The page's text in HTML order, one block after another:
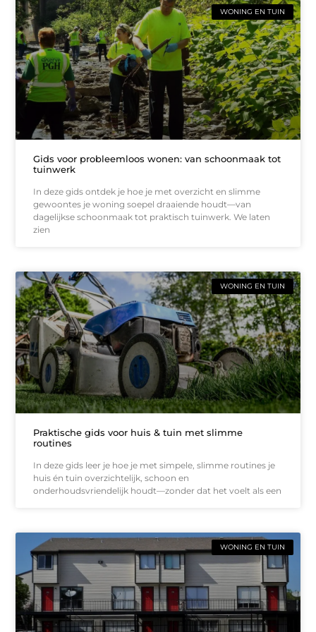
WONING EN TUIN
Gids voor probleemloos wonen: van schoonmaak tot
tuinwerk
In deze gids ontdek je hoe je met overzicht en slimme
gewoontes je woning soepel draaiende houdt—van
dagelijkse schoonmaak tot praktisch tuinwerk. We laten
zien
WONING EN TUIN
Praktische gids voor huis & tuin met slimme
routines
In deze gids leer je hoe je met simpele, slimme routines je
huis én tuin overzichtelijk, schoon en
onderhoudsvriendelijk houdt—zonder dat het voelt als een
WONING EN TUIN